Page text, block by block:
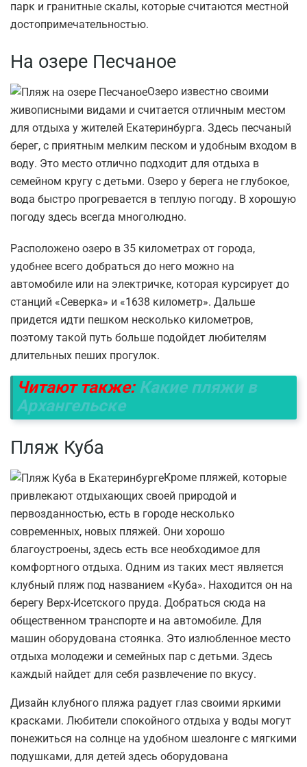
парк и гранитные скалы, которые считаются местной
достопримечательностью.
На озере Песчаное
Озеро известно своими
живописными видами и считается отличным местом
для отдыха у жителей Екатеринбурга. Здесь песчаный
берег, с приятным мелким песком и удобным входом в
воду. Это место отлично подходит для отдыха в
семейном кругу с детьми. Озеро у берега не глубокое,
вода быстро прогревается в теплую погоду. В хорошую
погоду здесь всегда многолюдно.
Расположено озеро в 35 километрах от города,
удобнее всего добраться до него можно на
автомобиле или на электричке, которая курсирует до
станций «Северка» и «1638 километр». Дальше
придется идти пешком несколько километров,
поэтому такой путь больше подойдет любителям
длительных пеших прогулок.
Читают также: Какие пляжи в
Архангельске
Пляж Куба
Кроме пляжей, которые
привлекают отдыхающих своей природой и
первозданностью, есть в городе несколько
современных, новых пляжей. Они хорошо
благоустроены, здесь есть все необходимое для
комфортного отдыха. Одним из таких мест является
клубный пляж под названием «Куба». Находится он на
берегу Верх-Исетского пруда. Добраться сюда на
общественном транспорте и на автомобиле. Для
машин оборудована стоянка. Это излюбленное место
отдыха молодежи и семейных пар с детьми. Здесь
каждый найдет для себя развлечение по вкусу.
Дизайн клубного пляжа радует глаз своими яркими
красками. Любители спокойного отдыха у воды могут
понежиться на солнце на удобном шезлонге с мягкими
подушками, для детей здесь оборудована